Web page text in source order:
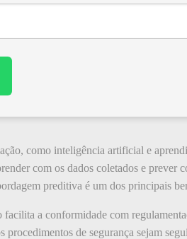
como inteligência artificial e
com os dados coletados e
preditiva é um dos principais
a conformidade com
procedimentos de segurança sejam